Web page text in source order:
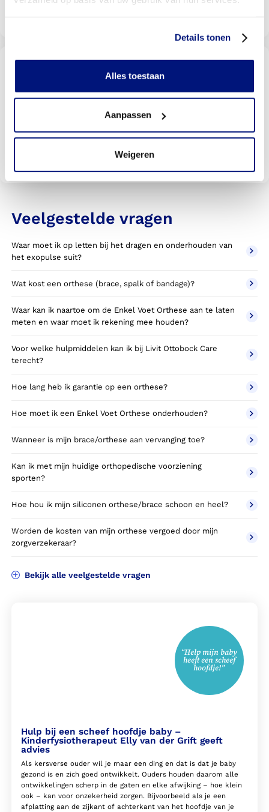
Details tonen
Alles toestaan
Aanpassen
Weigeren
verzekering vergoed?
Selecteer uw verzekeraar om te kijken of u vergoed
wordt
Bekijk vergoedingen
Veelgestelde vragen
Waar moet ik op letten bij het dragen en onderhouden van
het exopulse suit?
Wat kost een orthese (brace, spalk of bandage)?
Waar kan ik naartoe om de Enkel Voet Orthese aan te laten
meten en waar moet ik rekening mee houden?
Voor welke hulpmiddelen kan ik bij Livit Ottobock Care
terecht?
Hoe lang heb ik garantie op een orthese?
Hoe moet ik een Enkel Voet Orthese onderhouden?
Wanneer is mijn brace/orthese aan vervanging toe?
Kan ik met mijn huidige orthopedische voorziening
sporten?
Hoe hou ik mijn siliconen orthese/brace schoon en heel?
Worden de kosten van mijn orthese vergoed door mijn
zorgverzekeraar?
Bekijk alle veelgestelde vragen
“Help mijn baby
heeft een scheef
hoofdje!”
Hulp bij een scheef hoofdje baby –
Kinderfysiotherapeut Elly van der Grift geeft
advies
Als kersverse ouder wil je maar een ding en dat is dat je baby
gezond is en zich goed ontwikkelt. Ouders houden daarom alle
ontwikkelingen scherp in de gaten en elke afwijking – hoe klein
ook – kan voor onzekerheid zorgen. Bijvoorbeeld als je een
afplatting aan de zijkant of achterkant van het hoofdje van je